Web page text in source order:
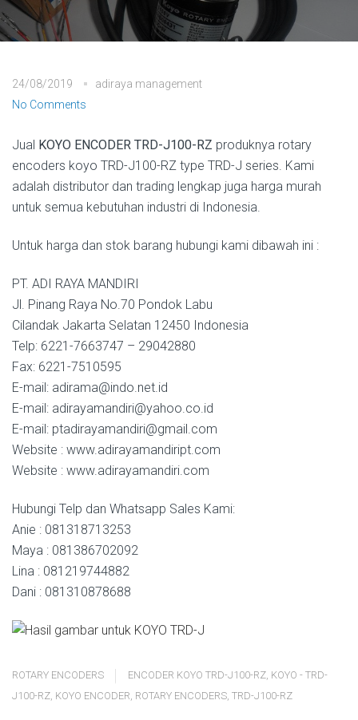
24/08/2019
adiraya management
No Comments
Jual KOYO ENCODER TRD-J100-RZ produknya rotary
encoders koyo TRD-J100-RZ type TRD-J series. Kami
adalah distributor dan trading lengkap juga harga murah
untuk semua kebutuhan industri di Indonesia.
Untuk harga dan stok barang hubungi kami dibawah ini :
PT. ADI RAYA MANDIRI
Jl. Pinang Raya No.70 Pondok Labu
Cilandak Jakarta Selatan 12450 Indonesia
Telp: 6221-7663747 – 29042880
Fax: 6221-7510595
E-mail: adirama@indo.net.id
E-mail: adirayamandiri@yahoo.co.id
E-mail: ptadirayamandiri@gmail.com
Website : www.adirayamandiript.com
Website : www.adirayamandiri.com
Hubungi Telp dan Whatsapp Sales Kami:
Anie : 081318713253
Maya : 081386702092
Lina : 081219744882
Dani : 081310878688
ROTARY ENCODERS ENCODER KOYO TRD-J100-RZ, KOYO - TRD-
J100-RZ, KOYO ENCODER, ROTARY ENCODERS, TRD-J100-RZ